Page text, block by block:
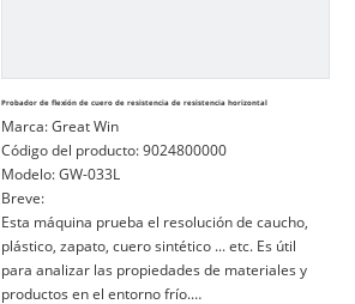
Probador de flexión de cuero de resistencia de resistencia horizontal
Marca:Great Win
Código del producto:9024800000
Modelo:GW-033L
Breve:
Esta máquina prueba el resolución de caucho,
plástico, zapato, cuero sintético ... etc. Es útil
para analizar las propiedades de materiales y
productos en el entorno frío.